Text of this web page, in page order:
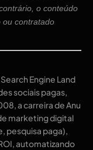
o conteúdo
ou contratado
Engine Land
sociais pagas,
a carreira de Anu
marketing digital
pesquisa paga),
automatizando